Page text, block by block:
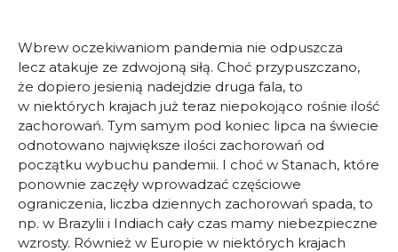
Wbrew oczekiwaniom pandemia nie odpuszcza
lecz atakuje ze zdwojoną siłą. Choć przypuszczano,
że dopiero jesienią nadejdzie druga fala, to
w niektórych krajach już teraz niepokojąco rośnie ilość
zachorowań. Tym samym pod koniec lipca na świecie
odnotowano największe ilości zachorowań od
początku wybuchu pandemii. I choć w Stanach, które
ponownie zaczęły wprowadzać częściowe
ograniczenia, liczba dziennych zachorowań spada, to
np. w Brazylii i Indiach cały czas mamy niebezpieczne
wzrosty. Również w Europie w niektórych krajach